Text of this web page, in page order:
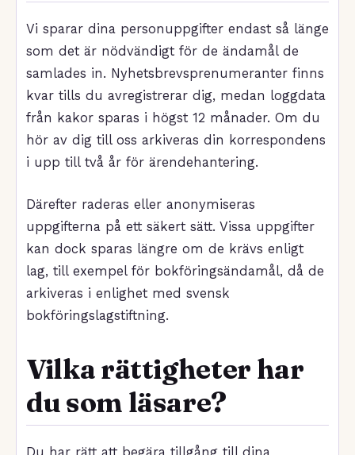
Vi sparar dina personuppgifter endast så länge
som det är nödvändigt för de ändamål de
samlades in. Nyhetsbrevsprenumeranter finns
kvar tills du avregistrerar dig, medan loggdata
från kakor sparas i högst 12 månader. Om du
hör av dig till oss arkiveras din korrespondens
i upp till två år för ärendehantering.
Därefter raderas eller anonymiseras
uppgifterna på ett säkert sätt. Vissa uppgifter
kan dock sparas längre om de krävs enligt
lag, till exempel för bokföringsändamål, då de
arkiveras i enlighet med svensk
bokföringslagstiftning.
Vilka rättigheter har
du som läsare?